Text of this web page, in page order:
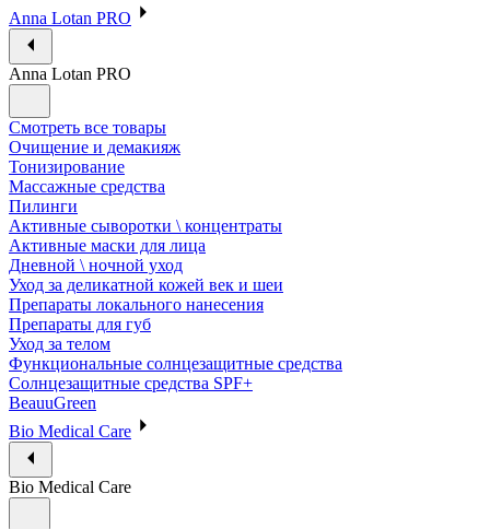
Anna Lotan PRO
Anna Lotan PRO
Смотреть все товары
Очищение и демакияж
Тонизирование
Массажные средства
Пилинги
Активные сыворотки \ концентраты
Активные маски для лица
Дневной \ ночной уход
Уход за деликатной кожей век и шеи
Препараты локального нанесения
Препараты для губ
Уход за телом
Функциональные солнцезащитные средства
Солнцезащитные средства SPF+
BeauuGreen
Bio Medical Care
Bio Medical Care